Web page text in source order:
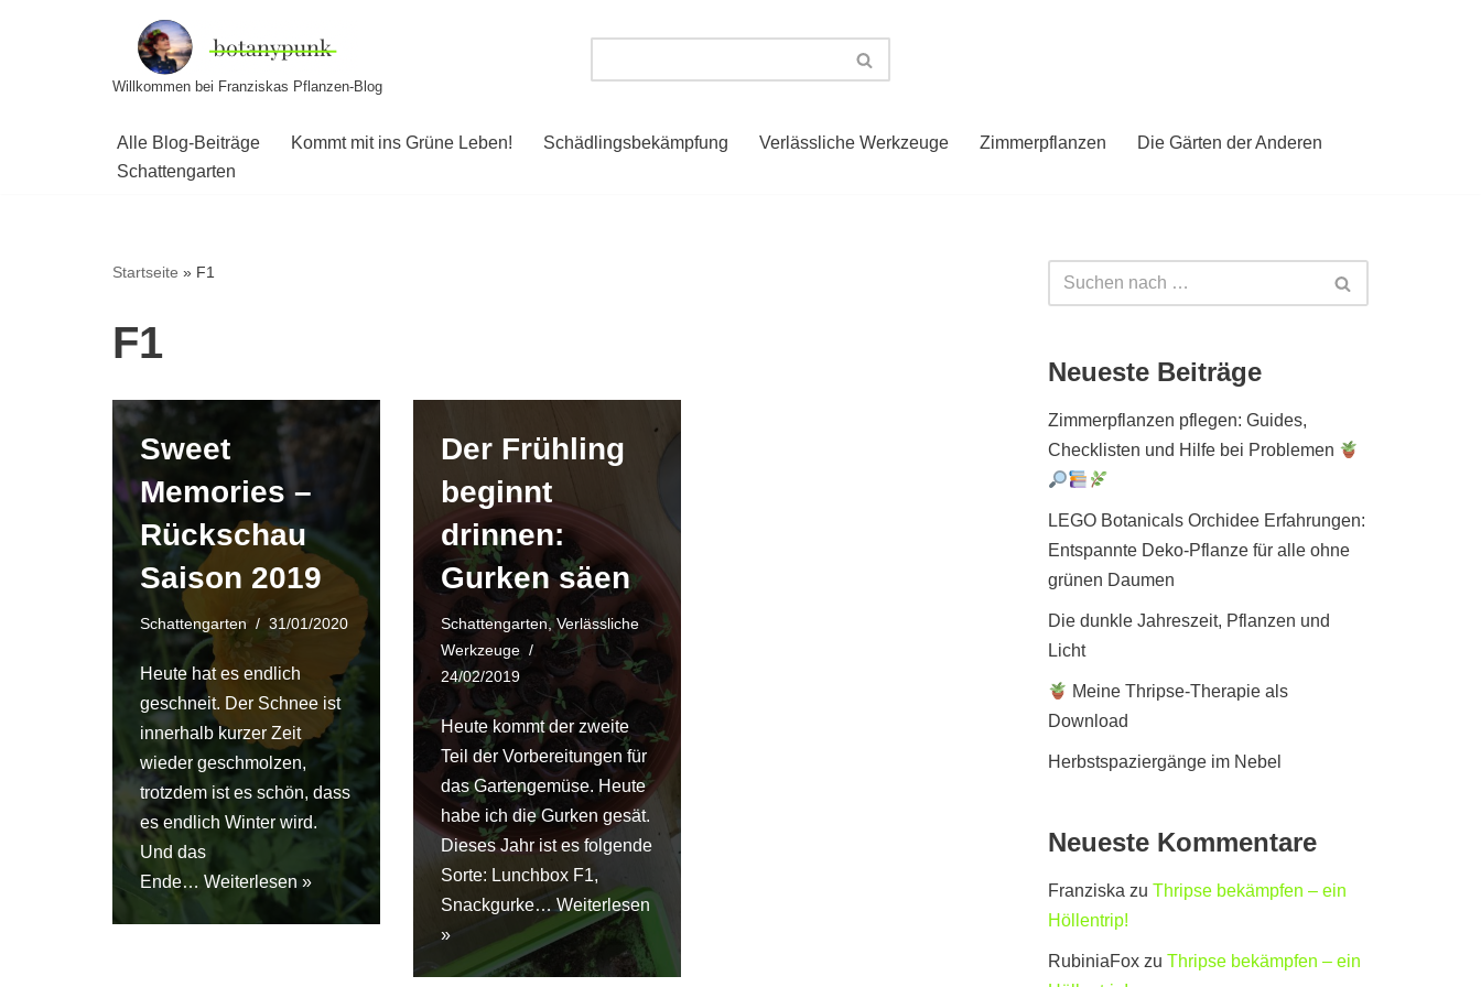
Willkommen bei Franziskas Pflanzen-Blog
Alle Blog-Beiträge Kommt mit ins Grüne Leben! Schädlingsbekämpfung Verlässliche Werkzeuge Zimmerpflanzen
Die Gärten der Anderen
Schattengarten
Startseite » F1
F1
Sweet
Memories –
Rückschau
Saison 2019
Schattengarten 31/01/2020
Heute hat es endlich
geschneit. Der Schnee ist
innerhalb kurzer Zeit
wieder geschmolzen,
trotzdem ist es schön, dass
es endlich Winter wird.
Und das
Ende… Weiterlesen »
Der Frühling
beginnt
drinnen:
Gurken säen
Schattengarten,Verlässliche
Werkzeuge
24/02/2019
Heute kommt der zweite
Teil der Vorbereitungen für
das Gartengemüse. Heute
habe ich die Gurken gesät.
Dieses Jahr ist es folgende
Sorte: Lunchbox F1,
Snackgurke… Weiterlesen
»
Neueste Beiträge
Zimmerpflanzen pflegen: Guides,
Checklisten und Hilfe bei Problemen
LEGO Botanicals Orchidee Erfahrungen:
Entspannte Deko-Pflanze für alle ohne
grünen Daumen
Die dunkle Jahreszeit, Pflanzen und
Licht
Meine Thripse-Therapie als
Download
Herbstspaziergänge im Nebel
Neueste Kommentare
Franziska zu Thripse bekämpfen – ein
Höllentrip!
RubiniaFox zu Thripse bekämpfen – ein